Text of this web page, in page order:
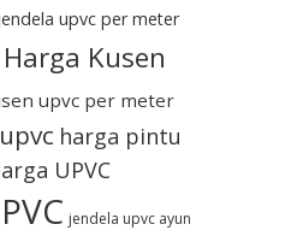
upvc per meter
Harga Kusen
upvc per meter
harga pintu
UPVC
jendela upvc ayun